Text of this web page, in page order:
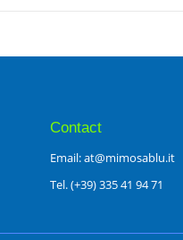
Contact
Email: at@mimosablu.it
Tel. (+39) 335 41 94 71